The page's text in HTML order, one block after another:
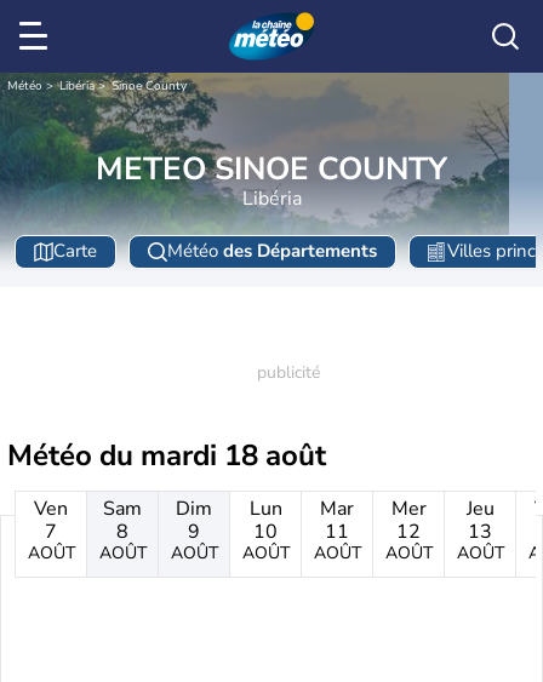
Météo Libéria Sinoe County
METEO SINOE COUNTY
Libéria
Carte Météo des Départements Villes
Météo du mardi 18 août
Ven
7
AOÛT
Sam
8
AOÛT
Dim
9
AOÛT
Lun
10
AOÛT
Mar
11
AOÛT
Mer
12
AOÛT
Jeu
13
AOÛT